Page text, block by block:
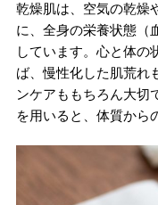
乾燥肌は、空気の乾燥
に、全身の栄養状態（
しています。心と体の
ば、慢性化した肌荒れ
ンケアももちろん大切
を用いると、体質から